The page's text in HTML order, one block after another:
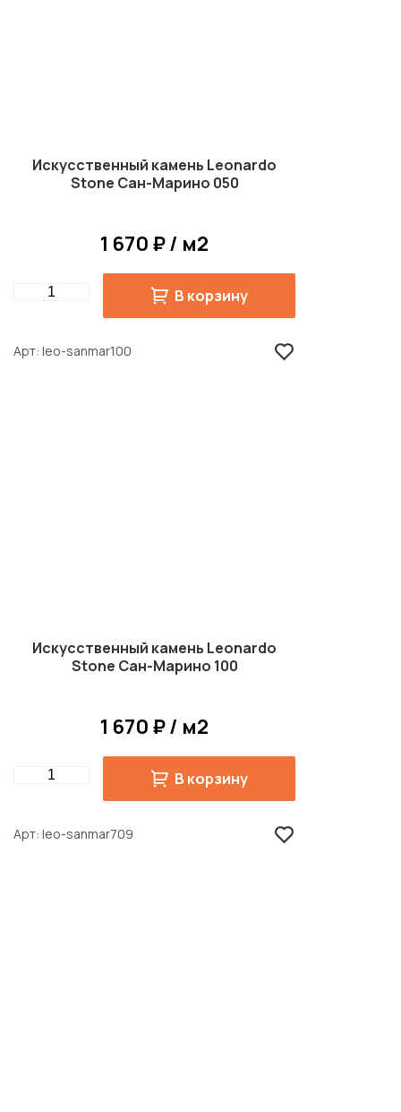
Искусственный камень Leonardo
Stone Сан-Марино 050
1 670 ₽ / м2
Quantity В корзину
Арт leo-sanmar100
Искусственный камень Leonardo
Stone Сан-Марино 100
1 670 ₽ / м2
Quantity В корзину
Арт leo-sanmar709